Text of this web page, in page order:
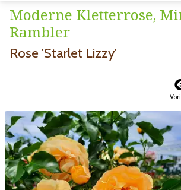
Moderne Kletterrose,
Rambler
Rose 'Starlet Lizzy'